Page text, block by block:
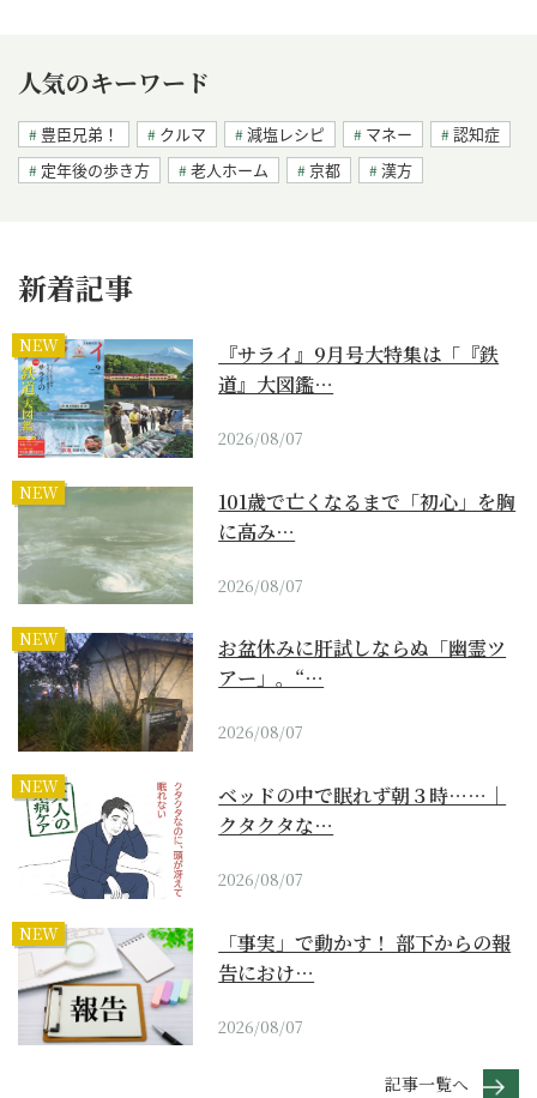
人気のキーワード
豊臣兄弟！ クルマ 減塩レシピ マネー
認知症
定年後の歩き方
老人ホーム 京都 漢方
新着記事
NEW
『サライ』9月号大特集は「『鉄
道』大図鑑…
2026/08/07
NEW
101歳で亡くなるまで「初心」を胸
に高み…
2026/08/07
NEW
お盆休みに肝試しならぬ「幽霊ツ
アー」。“…
2026/08/07
NEW
ベッドの中で眠れず朝３時……｜
クタクタな…
2026/08/07
NEW
「事実」で動かす！ 部下からの報
告におけ…
2026/08/07
記事一覧へ